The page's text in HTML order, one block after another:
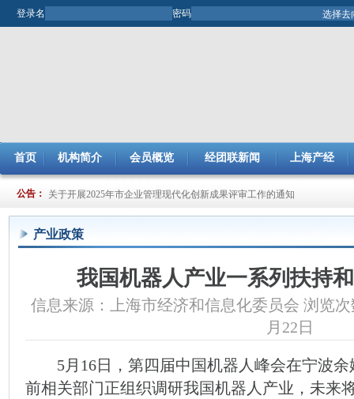
登录名 密码
首页 机构简介 会员概览 经团联新闻 上海产经
公告：
关于提交2024年度节能减排（JJ）小组项目总结及申报2025年度项目的通
关于开展2025年市企业管理现代化创新成果评审工作的通知
产业政策
我国机器人产业一系列扶持
信息来源：上海市经济和信息化委员会 浏览次
月22日
5月16日，第四届中国机器人峰会在宁波余
前相关部门正组织调研我国机器人产业，未来